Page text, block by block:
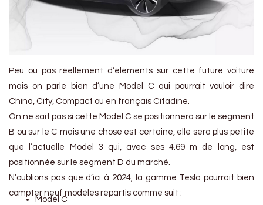
Peu ou pas réellement d’éléments sur cette future voiture
mais on parle bien d’une Model C qui pourrait vouloir dire
China, City, Compact ou en français Citadine.
On ne sait pas si cette Model C se positionnera sur le segment
B ou sur le C mais une chose est certaine, elle sera plus petite
que l’actuelle Model 3 qui, avec ses 4.69 m de long, est
positionnée sur le segment D du marché.
N’oublions pas que d’ici à 2024, la gamme Tesla pourrait bien
compter neuf modèles répartis comme suit :
Model C